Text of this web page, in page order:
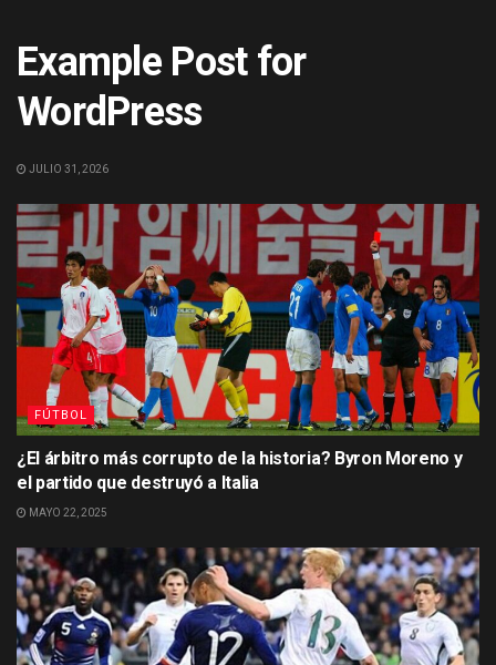
Example Post for
WordPress
JULIO 31, 2026
FÚTBOL
¿El árbitro más corrupto de la historia? Byron Moreno y
el partido que destruyó a Italia
MAYO 22, 2025